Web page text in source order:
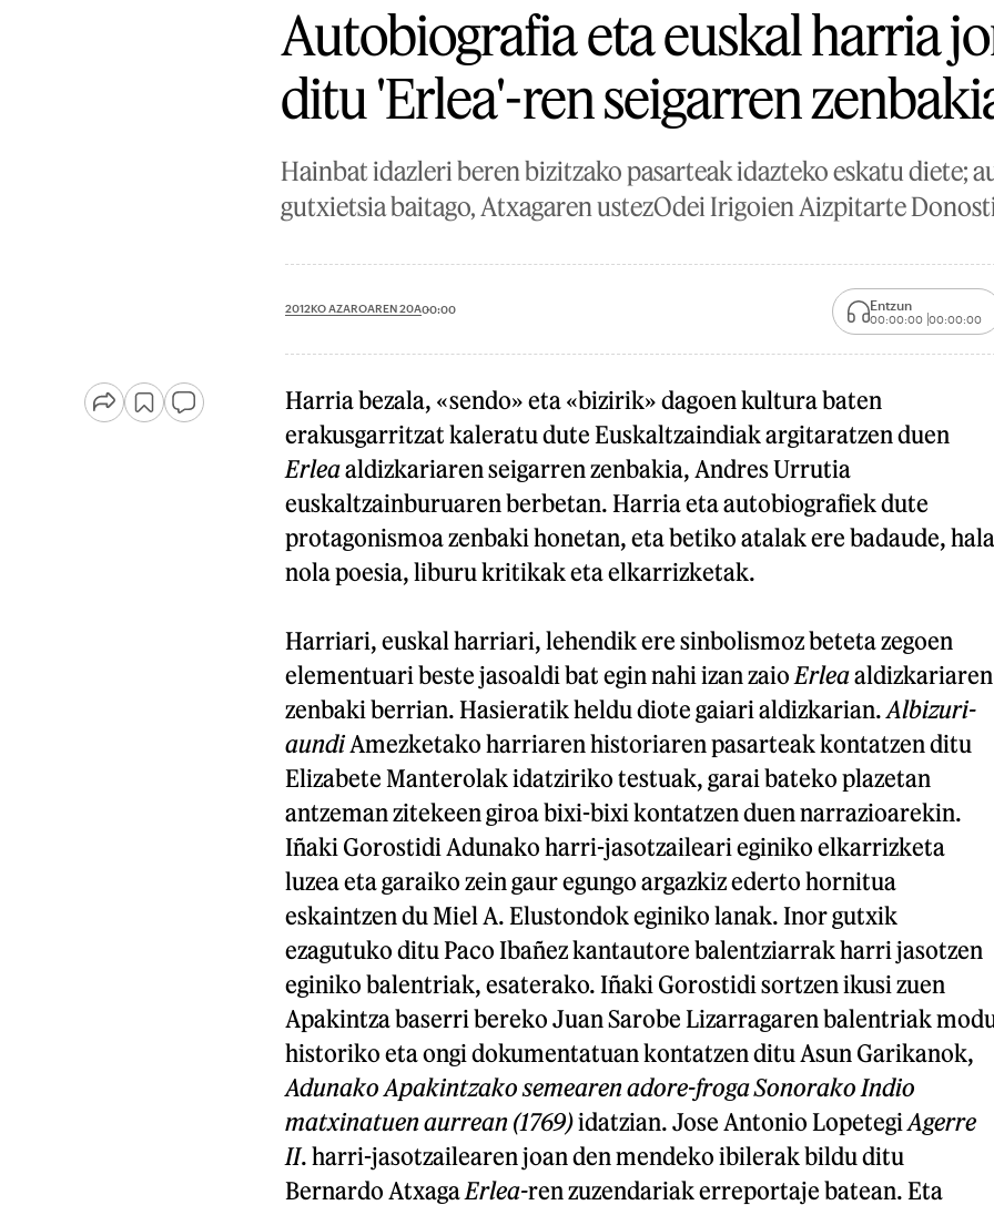
Autobiografia eta euskal harria
ditu 'Erlea'-ren seigarren
Hainbat idazleri beren bizitzako pasarteak idazteko eskatu diete;
gutxietsia baitago, Atxagaren ustezOdei Irigoien Aizpitarte
2012KO AZAROAREN 20A00:00 Entzun
00:00:00 00:00:00
Harria bezala, «sendo» eta «bizirik» dagoen kultura baten
erakusgarritzat kaleratu dute Euskaltzaindiak argitaratzen duen
Erleaaldizkariaren seigarren zenbakia, Andres Urrutia
euskaltzainburuaren berbetan. Harria eta autobiografiek dute
protagonismoa zenbaki honetan, eta betiko atalak ere badaude, hala
nola poesia, liburu kritikak eta elkarrizketak.
Harriari, euskal harriari, lehendik ere sinbolismoz beteta zegoen
elementuari beste jasoaldi bat egin nahi izan zaio Erleaaldizkariaren
zenbaki berrian. Hasieratik heldu diote gaiari aldizkarian. Albizuri-
aundiAmezketako harriaren historiaren pasarteak kontatzen ditu
Elizabete Manterolak idatziriko testuak, garai bateko plazetan
antzeman zitekeen giroa bixi-bixi kontatzen duen narrazioarekin.
Iñaki Gorostidi Adunako harri-jasotzaileari eginiko elkarrizketa
luzea eta garaiko zein gaur egungo argazkiz ederto hornitua
eskaintzen du Miel A. Elustondok eginiko lanak. Inor gutxik
ezagutuko ditu Paco Ibañez kantautore balentziarrak harri jasotzen
eginiko balentriak, esaterako. Iñaki Gorostidi sortzen ikusi zuen
Apakintza baserri bereko Juan Sarobe Lizarragaren balentriak
historiko eta ongi dokumentatuan kontatzen ditu Asun Garikanok,
Adunako Apakintzako semearen adore-froga Sonorako Indio
matxinatuen aurrean (1769)idatzian. Jose Antonio Lopetegi Agerre
II. harri-jasotzailearen joan den mendeko ibilerak bildu ditu
Bernardo Atxaga Erlea-ren zuzendariak erreportaje batean. Eta